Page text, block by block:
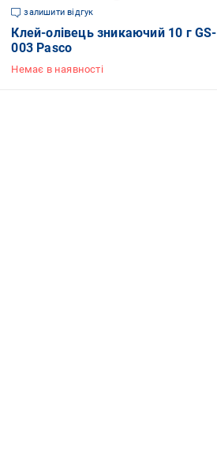
залишити відгук
Клей-олівець зникаючий 10 г GS-
003 Pasco
Немає в наявності